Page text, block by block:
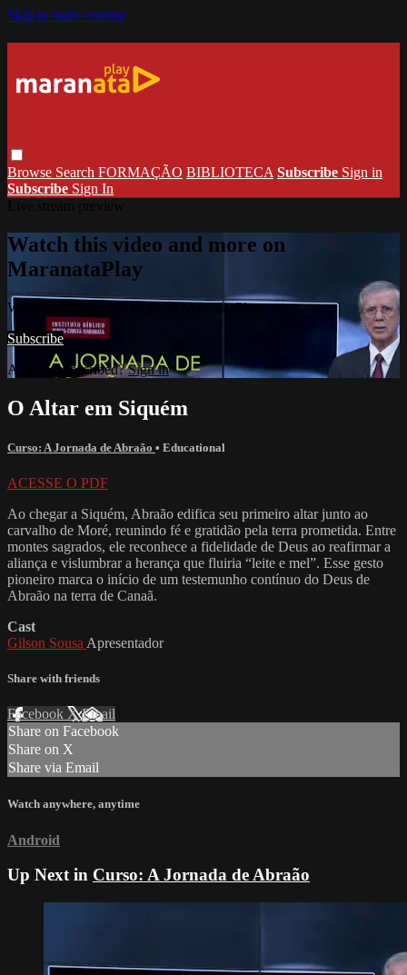
Skip to main content
Browse Search FORMAÇÃO BIBLIOTECA Subscribe Sign in
Subscribe Sign In
Watch this video and more on
MaranataPlay
Watch this video and more on MaranataPlay
Subscribe
Already subscribed?Sign in
O Altar em Siquém
Curso: A Jornada de Abraão • Educational
ACESSE O PDF
Ao chegar a Siquém, Abraão edifica seu primeiro altar junto ao
carvalho de Moré, reunindo fé e gratidão pela terra prometida. Entre
montes sagrados, ele reconhece a fidelidade de Deus ao reafirmar a
aliança e vislumbrar a herança que fluiria “leite e mel”. Esse gesto
pioneiro marca o início de um testemunho contínuo do Deus de
Abraão na terra de Canaã.
Cast
Gilson Sousa Apresentador
Share with friends
Facebook XEmail
Share on Facebook
Share on X
Share via Email
Watch anywhere, anytime
Android
Up Next in Curso: A Jornada de Abraão